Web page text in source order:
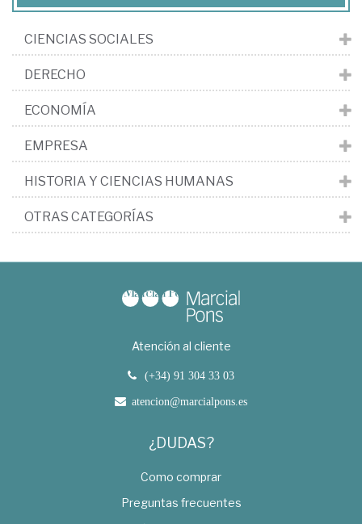
CIENCIAS SOCIALES
DERECHO
ECONOMÍA
EMPRESA
HISTORIA Y CIENCIAS HUMANAS
OTRAS CATEGORÍAS
Atención al cliente
(+34) 91 304 33 03
atencion@marcialpons.es
¿DUDAS?
Como comprar
Preguntas frecuentes